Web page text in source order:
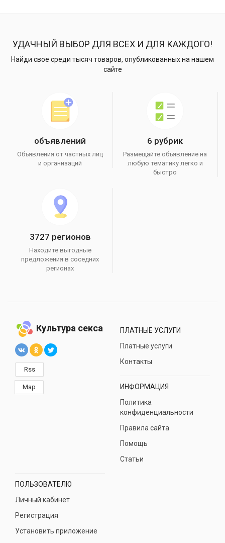
УДАЧНЫЙ ВЫБОР ДЛЯ ВСЕХ И ДЛЯ КАЖДОГО!
Найди свое среди тысяч товаров, опубликованных на нашем
сайте
объявлений
Объявления от частных лиц
и организаций
6 рубрик
Размещайте объявление на
любую тематику легко и
быстро
3727 регионов
Находите выгодные
предложения в соседних
регионах
Культура секса
Rss
Map
ПЛАТНЫЕ УСЛУГИ
Платные услуги
Контакты
ИНФОРМАЦИЯ
Политика
конфиденциальности
Правила сайта
Помощь
Статьи
ПОЛЬЗОВАТЕЛЮ
Личный кабинет
Регистрация
Установить приложение